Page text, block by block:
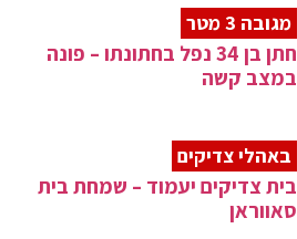
מגובה 3 מטר
חתן בן 34 נפל בחתונתו – פונה
במצב קשה
באהלי צדיקים
בית צדיקים יעמוד – שמחת בית
סאווראן